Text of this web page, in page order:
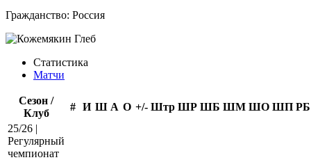
Гражданство: Россия
Статистика
Матчи
Сезон /
Клуб
# И Ш А О +/- Штр ШР ШБ ШМ ШО ШП РБ
25/26 |
Регулярный
чемпионат